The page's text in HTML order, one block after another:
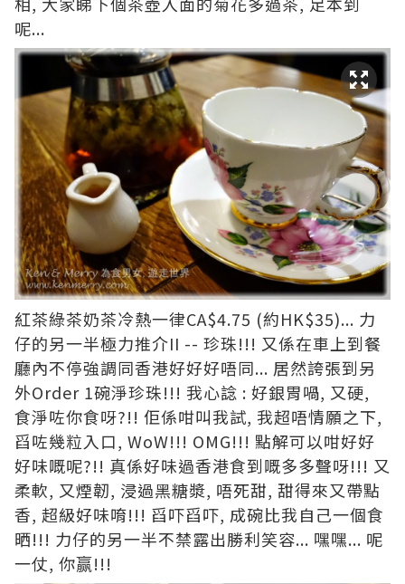
呢...
紅茶綠茶奶茶冷熱一律CA$4.75 (約HK$35)... 力
仔的另一半極力推介II -- 珍珠!!! 又係在車上到餐
廳內不停強調同香港好好好唔同... 居然誇張到另
外Order 1碗淨珍珠!!! 我心諗 : 好銀胃喎, 又硬,
食淨咗你食呀?!! 佢係咁叫我試, 我超唔情願之下,
舀咗幾粒入口, WoW!!! OMG!!! 點解可以咁好好
好味嘅呢?!! 真係好味過香港食到嘅多多聲呀!!! 又
柔軟, 又煙韌, 浸過黑糖漿, 唔死甜, 甜得來又帶點
香, 超級好味唷!!! 舀吓舀吓, 成碗比我自己一個食
晒!!! 力仔的另一半不禁露出勝利笑容... 嘿嘿... 呢
一仗, 你赢!!!